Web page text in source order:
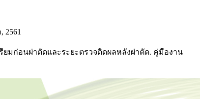
ยมก่อนผ่าตัดและระยะตรวจติดผลหลังผ่าตัด. คู่มืองาน